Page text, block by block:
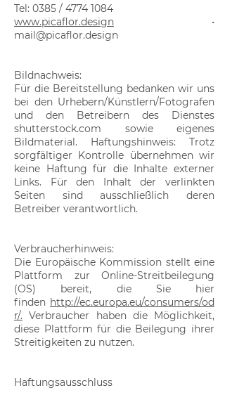
Tel: 0385 / 4774 1084
www.picaflor.design •
mail@picaflor.design
Bildnachweis:
Für die Bereitstellung bedanken wir uns
bei den Urhebern/Künstlern/Fotografen
und den Betreibern des Dienstes
shutterstock.com sowie eigenes
Bildmaterial. Haftungshinweis: Trotz
sorgfältiger Kontrolle übernehmen wir
keine Haftung für die Inhalte externer
Links. Für den Inhalt der verlinkten
Seiten sind ausschließlich deren
Betreiber verantwortlich.
Verbraucherhinweis:
Die Europäische Kommission stellt eine
Plattform zur Online-Streitbeilegung
(OS) bereit, die Sie hier
finden http://ec.europa.eu/consumers/od
r/. Verbraucher haben die Möglichkeit,
diese Plattform für die Beilegung ihrer
Streitigkeiten zu nutzen.
Haftungsausschluss